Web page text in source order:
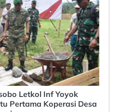
Letkol Inf Yoyok
Pertama Koperasi Desa